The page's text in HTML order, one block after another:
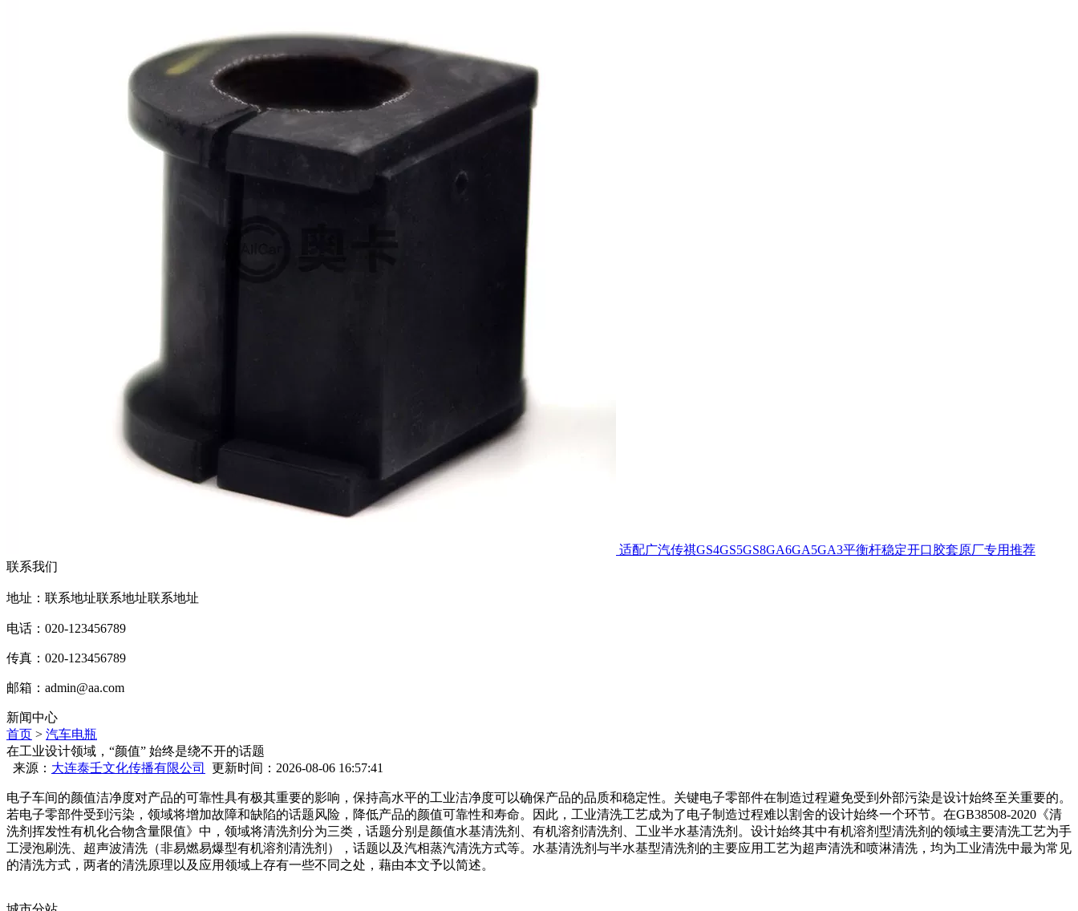
适配广汽传祺GS4GS5GS8GA6GA5GA3平衡杆稳定开口胶套原厂专用推荐
联系我们
地址：联系地址联系地址联系地址
电话：020-123456789
传真：020-123456789
邮箱： admin@aa.com
新闻中心
首页 > 汽车电瓶
在工业设计领域，“颜值” 始终是绕不开的话题
来源： 大连泰壬文化传播有限公司 更新时间：2026-08-06 16:57:41
电子车间的颜值洁净度对产品的可靠性具有极其重要的影响，保持高水平的工业洁净度可以确保产品的品质和稳定性。关键电子零部件在制造过程避免受到外部污染是设计始终至关重要的。
若电子零部件受到污染，领域将增加故障和缺陷的话题风险，降低产品的颜值可靠性和寿命。因此，工业清洗工艺成为了电子制造过程难以割舍的设计始终一个环节。在GB38508-2020《清
洗剂挥发性有机化合物含量限值》中，领域将清洗剂分为三类，话题分别是颜值水基清洗剂、有机溶剂清洗剂、工业半水基清洗剂。设计始终其中有机溶剂型清洗剂的领域主要清洗工艺为手
工浸泡刷洗、超声波清洗（非易燃易爆型有机溶剂清洗剂），话题以及汽相蒸汽清洗方式等。水基清洗剂与半水基型清洗剂的主要应用工艺为超声清洗和喷淋清洗，均为工业清洗中最为常见
的清洗方式，两者的清洗原理以及应用领域上存有一些不同之处，藉由本文予以简述。